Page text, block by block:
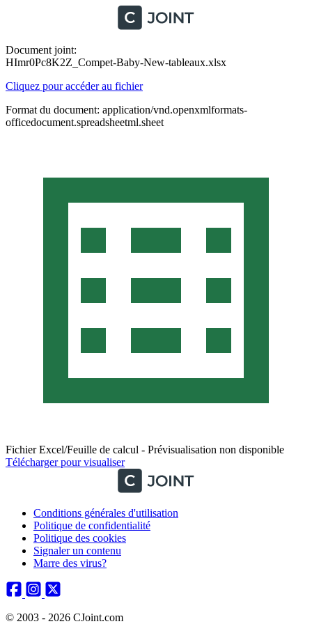
Document joint:
HImr0Pc8K2Z_Compet-Baby-New-tableaux.xlsx
Cliquez pour accéder au fichier
Format du document: application/vnd.openxmlformats-
officedocument.spreadsheetml.sheet
Fichier Excel/Feuille de calcul - Prévisualisation non disponible
Télécharger pour visualiser
Conditions générales d'utilisation
Politique de confidentialité
Politique des cookies
Signaler un contenu
Marre des virus?
© 2003 - 2026 CJoint.com